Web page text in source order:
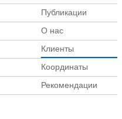
Публикации
О нас
Клиенты
Координаты
Рекомендации